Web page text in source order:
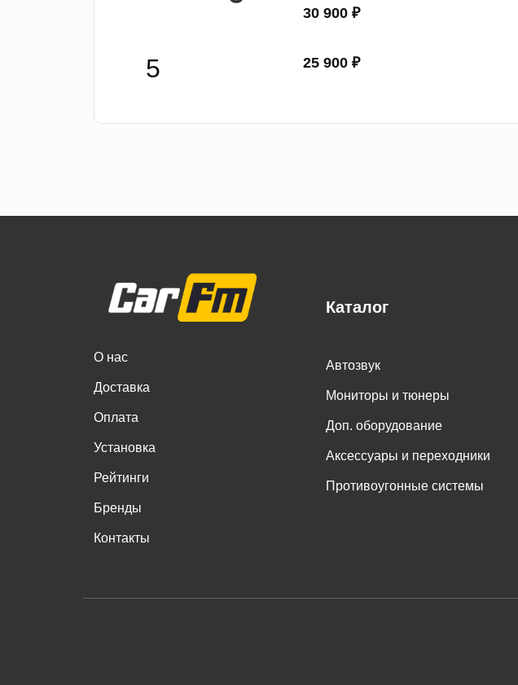
30 900 ₽
25 900 ₽
О нас
Доставка
Оплата
Установка
Рейтинги
Бренды
Контакты
Каталог
Автозвук
Мониторы и тюнеры
Доп. оборудование
Аксессуары и переходники
Противоугонные системы